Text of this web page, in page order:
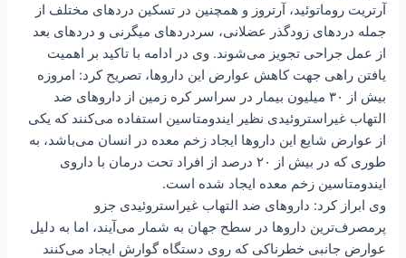
آرتریت روماتوئید، آرتروز و همچنین در تسکین دردهای مختلف از
جمله دردهای زودگذر عضلانی، سردردهای میگرنی و دردهای بعد
از عمل جراحی تجویز می‌شوند. وی در ادامه با تاکید بر اهمیت
یافتن راهی جهت کاهش عوارض این داروها، تصریح کرد: امروزه
بیش از ۳۰ میلیون بیمار در سراسر کره زمین از داروهای ضد
التهاب غیراستروئیدی نظیر ایندومتاسین استفاده می‌کنند که یکی
از عوارض شایع این داروها ایجاد زخم معده در انسان می‌باشد، به
طوری که در بیش از ۲۰ درصد از افراد تحت درمان با داروی
ایندومتاسین زخم معده ایجاد شده است.
وی ابراز کرد: داروهای ضد التهاب غیراستروئیدی جزو
پرمصرف‌ترین داروها در سطح جهان به شمار می‌آیند، اما به دلیل
عوارض جانبی خطرناکی که روی دستگاه گوارش ایجاد می‌کنند